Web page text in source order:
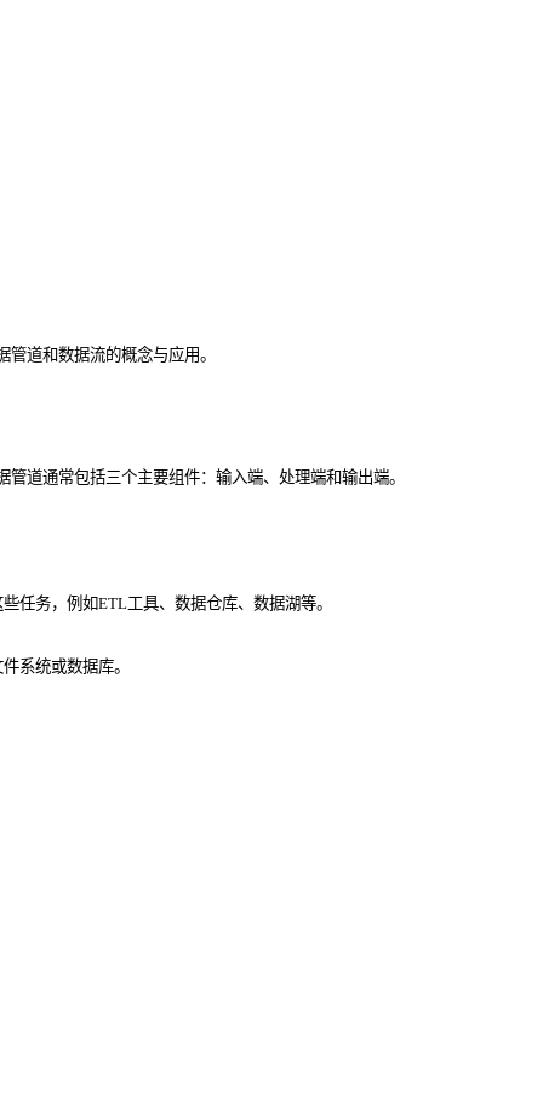
道和数据流的概念与应用。
道通常包括三个主要组件：输入端、处理端和输出端。
任务，例如ETL工具、数据仓库、数据湖等。
系统或数据库。